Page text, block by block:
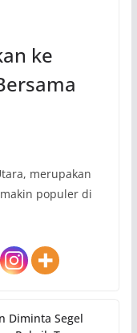
ke
merupakan
populer di
Diminta Segel